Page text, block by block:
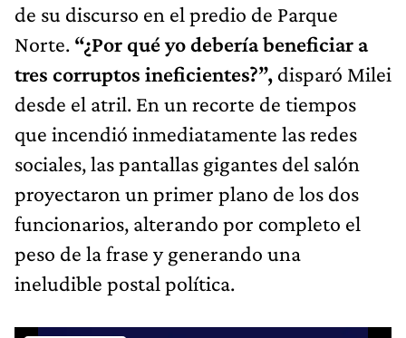
de su discurso en el predio de Parque
Norte. “¿Por qué yo debería beneficiar a
tres corruptos ineficientes?”, disparó Milei
desde el atril. En un recorte de tiempos
que incendió inmediatamente las redes
sociales, las pantallas gigantes del salón
proyectaron un primer plano de los dos
funcionarios, alterando por completo el
peso de la frase y generando una
ineludible postal política.